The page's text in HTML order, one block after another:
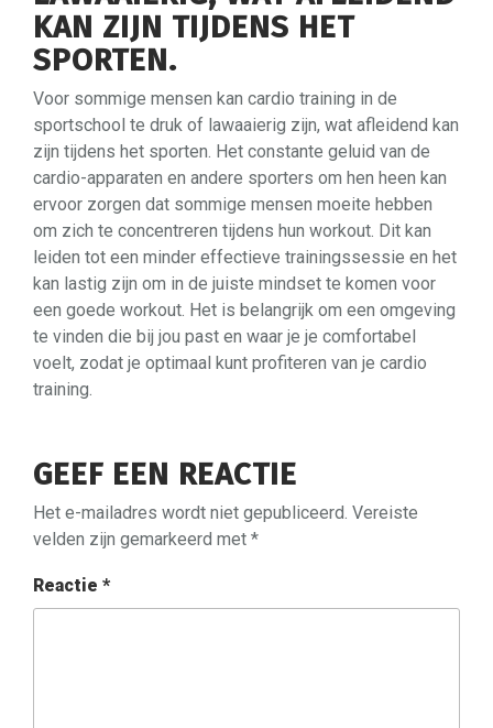
KAN ZIJN TIJDENS HET
SPORTEN.
Voor sommige mensen kan cardio training in de
sportschool te druk of lawaaierig zijn, wat afleidend kan
zijn tijdens het sporten. Het constante geluid van de
cardio-apparaten en andere sporters om hen heen kan
ervoor zorgen dat sommige mensen moeite hebben
om zich te concentreren tijdens hun workout. Dit kan
leiden tot een minder effectieve trainingssessie en het
kan lastig zijn om in de juiste mindset te komen voor
een goede workout. Het is belangrijk om een omgeving
te vinden die bij jou past en waar je je comfortabel
voelt, zodat je optimaal kunt profiteren van je cardio
training.
GEEF EEN REACTIE
Het e-mailadres wordt niet gepubliceerd. Vereiste
velden zijn gemarkeerd met *
Reactie *